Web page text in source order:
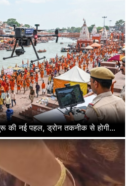
की नई पहल, ड्रोन तकनीक से होगी...